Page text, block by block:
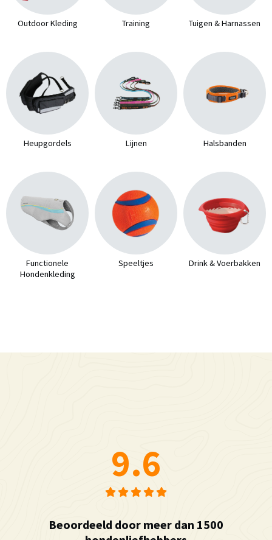
Outdoor Kleding Training Tuigen & Harnassen
Heupgordels Lijnen Halsbanden
Functionele
Hondenkleding
Speeltjes Drink & Voerbakken
9.6
Beoordeeld door meer dan 1500